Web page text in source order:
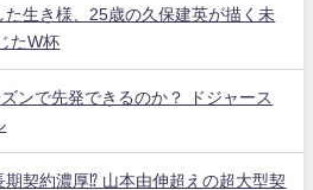
た生き様、25歳の久保建英が描く未
たW杯
ンで先発できるのか？ ドジャース
期契約濃厚⁉︎ 山本由伸超えの超大型契